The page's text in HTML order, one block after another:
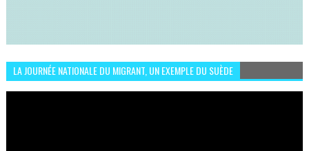
LA JOURNÉE NATIONALE DU MIGRANT, UN EXEMPLE DU SUÈDE